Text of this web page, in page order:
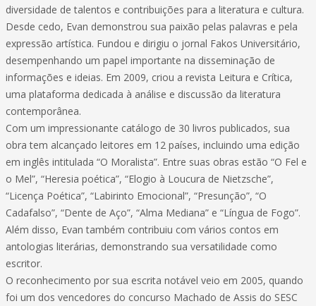
diversidade de talentos e contribuições para a literatura e cultura.
Desde cedo, Evan demonstrou sua paixão pelas palavras e pela
expressão artística. Fundou e dirigiu o jornal Fakos Universitário,
desempenhando um papel importante na disseminação de
informações e ideias. Em 2009, criou a revista Leitura e Crítica,
uma plataforma dedicada à análise e discussão da literatura
contemporânea.
Com um impressionante catálogo de 30 livros publicados, sua
obra tem alcançado leitores em 12 países, incluindo uma edição
em inglês intitulada “O Moralista”. Entre suas obras estão “O Fel e
o Mel”, “Heresia poética”, “Elogio à Loucura de Nietzsche”,
“Licença Poética”, “Labirinto Emocional”, “Presunção”, “O
Cadafalso”, “Dente de Aço”, “Alma Mediana” e “Língua de Fogo”.
Além disso, Evan também contribuiu com vários contos em
antologias literárias, demonstrando sua versatilidade como
escritor.
O reconhecimento por sua escrita notável veio em 2005, quando
foi um dos vencedores do concurso Machado de Assis do SESC